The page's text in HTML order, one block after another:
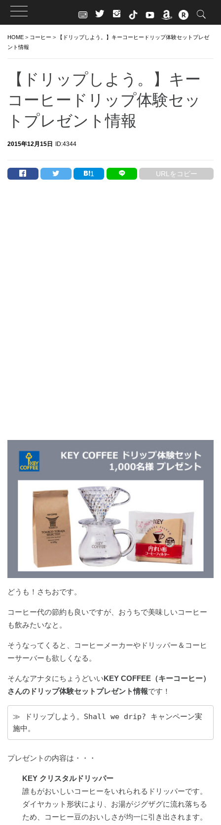
HOME > コーヒー >
【ドリップしよう。】キーコーヒードリップ体験セットプレゼ
ント情報
【ドリップしよう。】キー
コーヒードリップ体験セッ
トプレゼント情報
2015年12月15日 ID:4344
1 URLをコピー
どうも！さちおです。
コーヒー代の節約も良いですが、おうちで美味しいコーヒー
も飲みたいなと。
そうなってくると、コーヒーメーカーやドリッパー＆コーヒ
ーサーバーも欲しくなる。
そんなアナタにちょうどいいKEY COFFEE（キーコーヒー）
さんのドリップ体験セットプレゼント情報です！
≫ ドリップしよう。Shall we drip? キャンペーン実
施中。
プレゼントの内容は・・・
KEY クリスタルドリッパー
誰もがおいしいコーヒーをいれられるドリッパーです。
ダイヤカット形状により、お湯がジグザグに流れ落ちる
ため、コーヒー豆のおいしさが均一に引き出されます。